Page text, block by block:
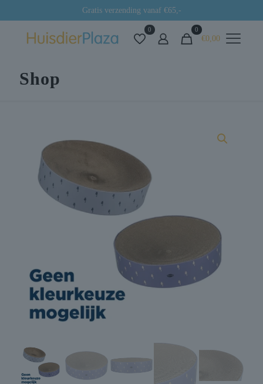
Gratis verzending vanaf €65,-
0 0
€0,00
Shop